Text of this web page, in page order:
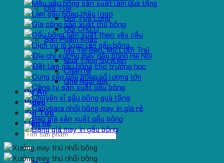
Gối Tựa
Gối Tựa Lưng
Gối Chữ U
Sản Phẩm Khác
Mũ Tai Bèo, Mũ Lưỡi Trai
Quà Tặng Sự Kiện
Chăn Nỉ
Ghế Ngồi Bệt
Dự Án
Video
Tin Tức
Liên hệ
Search
for: